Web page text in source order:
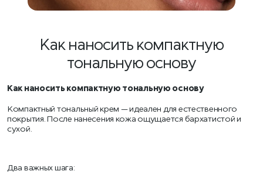
Как наносить компактную
тональную основу
Как наносить компактную тональную основу
Компактный тональный крем — идеален для естественного
покрытия. После нанесения кожа ощущается бархатистой и
сухой.
Два важных шага: